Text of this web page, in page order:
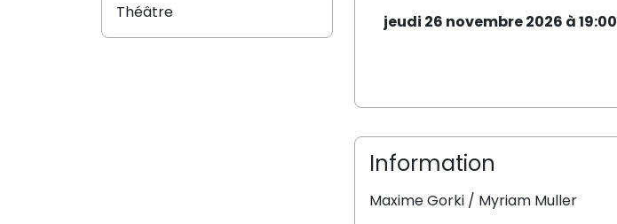
jeudi 26 novembre 2026 à 19:00
Information
Maxime Gorki / Myriam Muller
Théâtre